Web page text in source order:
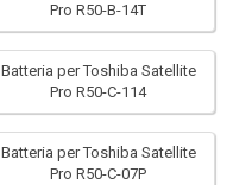
Pro R50-B-14T
Batteria per Toshiba Satellite
Pro R50-C-114
Batteria per Toshiba Satellite
Pro R50-C-07P